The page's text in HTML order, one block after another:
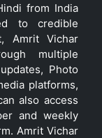
from India
to credible
Amrit Vichar
multiple
Photo
platforms,
also access
and weekly
Amrit Vichar